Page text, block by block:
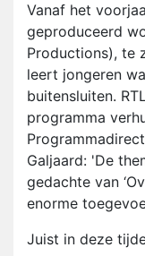
Vanaf het
geproduceerd
Productions), te
leert jongeren
buitensluiten.
programma
Galjaard: 'De
gedachte van
enorme
Juist in deze